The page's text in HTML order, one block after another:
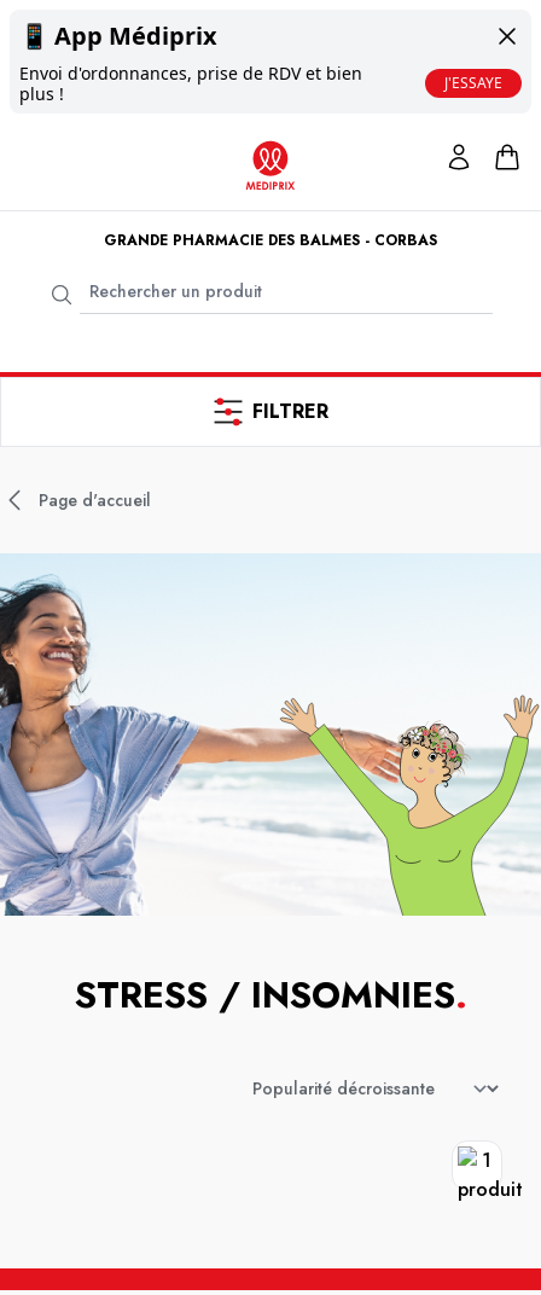
📱 App Médiprix
Envoi d'ordonnances, prise de RDV et bien
plus !
J'ESSAYE
GRANDE PHARMACIE DES BALMES - CORBAS
FILTRER
Page d'accueil
STRESS / INSOMNIES.